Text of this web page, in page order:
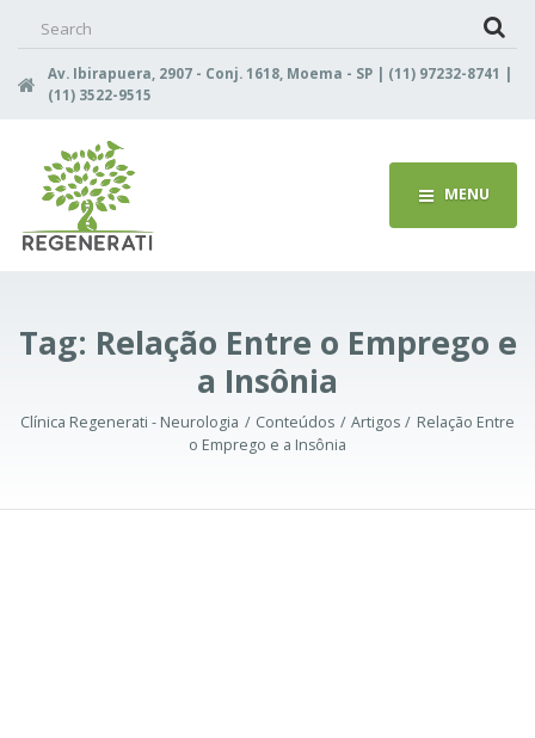
Av. Ibirapuera, 2907 - Conj. 1618, Moema - SP | (11) 97232-8741 |
(11) 3522-9515
MENU
Tag: Relação Entre o Emprego e
a Insônia
Clínica Regenerati - Neurologia Conteúdos Artigos
Relação Entre
o Emprego e a Insônia